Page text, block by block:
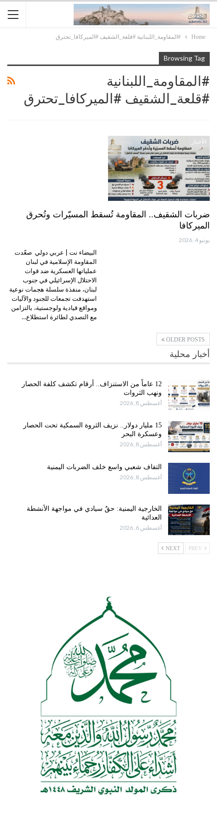
Home #المقاومة_اللبنانية #قلعة_الشقيف #الميركافا_تحترق
Browsing Tag
#المقاومة_اللبنانية
#قلعة_الشقيف #الميركافا_تحترق
الأخبار
ضربات الشقيف.. المقاومة تُسقط المسيّرات وتُحرق
الميركافا
يونيو 4, 2026
البيضاء نت | عربي دولي صعّدت
المقاومة الإسلامية في لبنان
عملياتها العسكرية ضد قوات
الاحتلال الإسرائيلي في جنوب
لبنان، منفذة سلسلة هجمات نوعية
استهدفت تجمعات للجنود والآليات
ومواقع قيادية ولوجستية، بالتزامن
مع التصدي لطائرة استطلاع…
OLDER POSTS
أخبار محلية
12 عاماً من الاستنزاف.. أرقام تكشف كلفة الحصار
ونهب الثروات
أغسطس 8, 2026
15 مليار دولار.. نزيف الثروة السمكية تحت الحصار
وعسكرة البحر
أغسطس 8, 2026
التفاف شعبي واسع خلف الضربات اليمنية
أغسطس 8, 2026
الخارجية اليمنية: حقٌ سيادي في مواجهة الأنشطة
العدائية
أغسطس 6, 2026
NEXT